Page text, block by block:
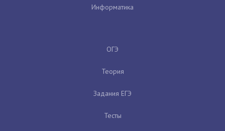
Информатика
ОГЭ
Теория
Задания ЕГЭ
Тесты